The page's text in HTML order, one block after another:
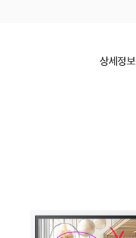
상세정